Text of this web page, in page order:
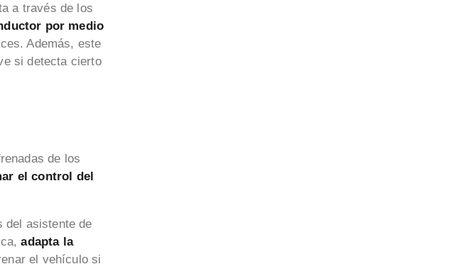
a través de los
por medio
Además, este
si detecta cierto
de los
el control del
del asistente de
adapta la
el vehículo si